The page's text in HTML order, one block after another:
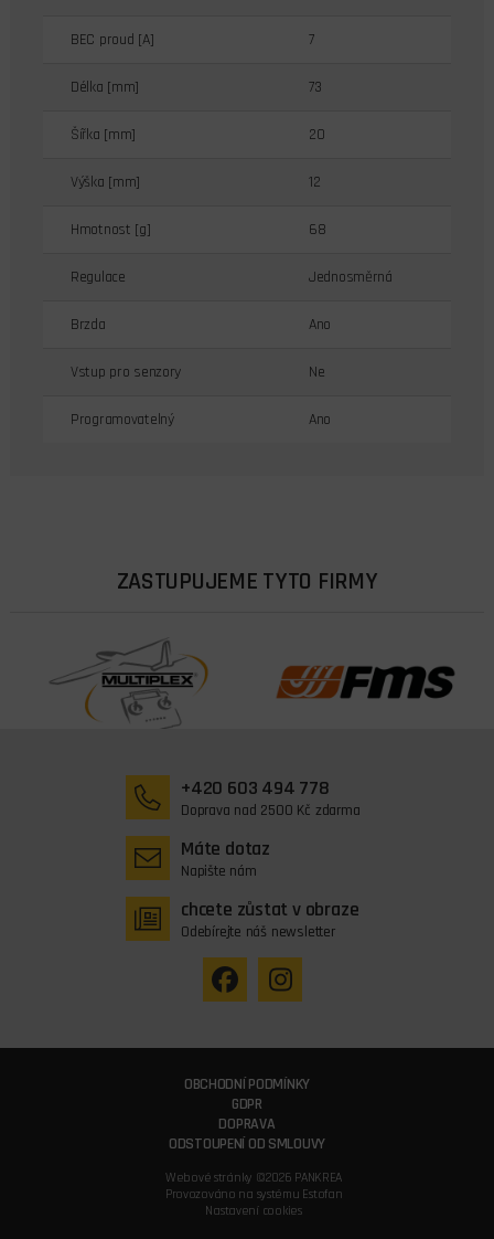
BEC proud [A] 7
Délka [mm] 73
Šířka [mm] 20
Výška [mm] 12
Hmotnost [g] 68
Regulace Jednosměrná
Brzda Ano
Vstup pro senzory Ne
Programovatelný Ano
ZASTUPUJEME TYTO FIRMY
+420 603 494 778
Doprava nad 2500 Kč zdarma
Máte dotaz
Napište nám
chcete zůstat v obraze
Odebírejte náš newsletter
OBCHODNÍ PODMÍNKY
GDPR
DOPRAVA
ODSTOUPENÍ OD SMLOUVY
Webové stránky ©2026 PANKREA
Provozováno na systému Estofan
Nastavení cookies